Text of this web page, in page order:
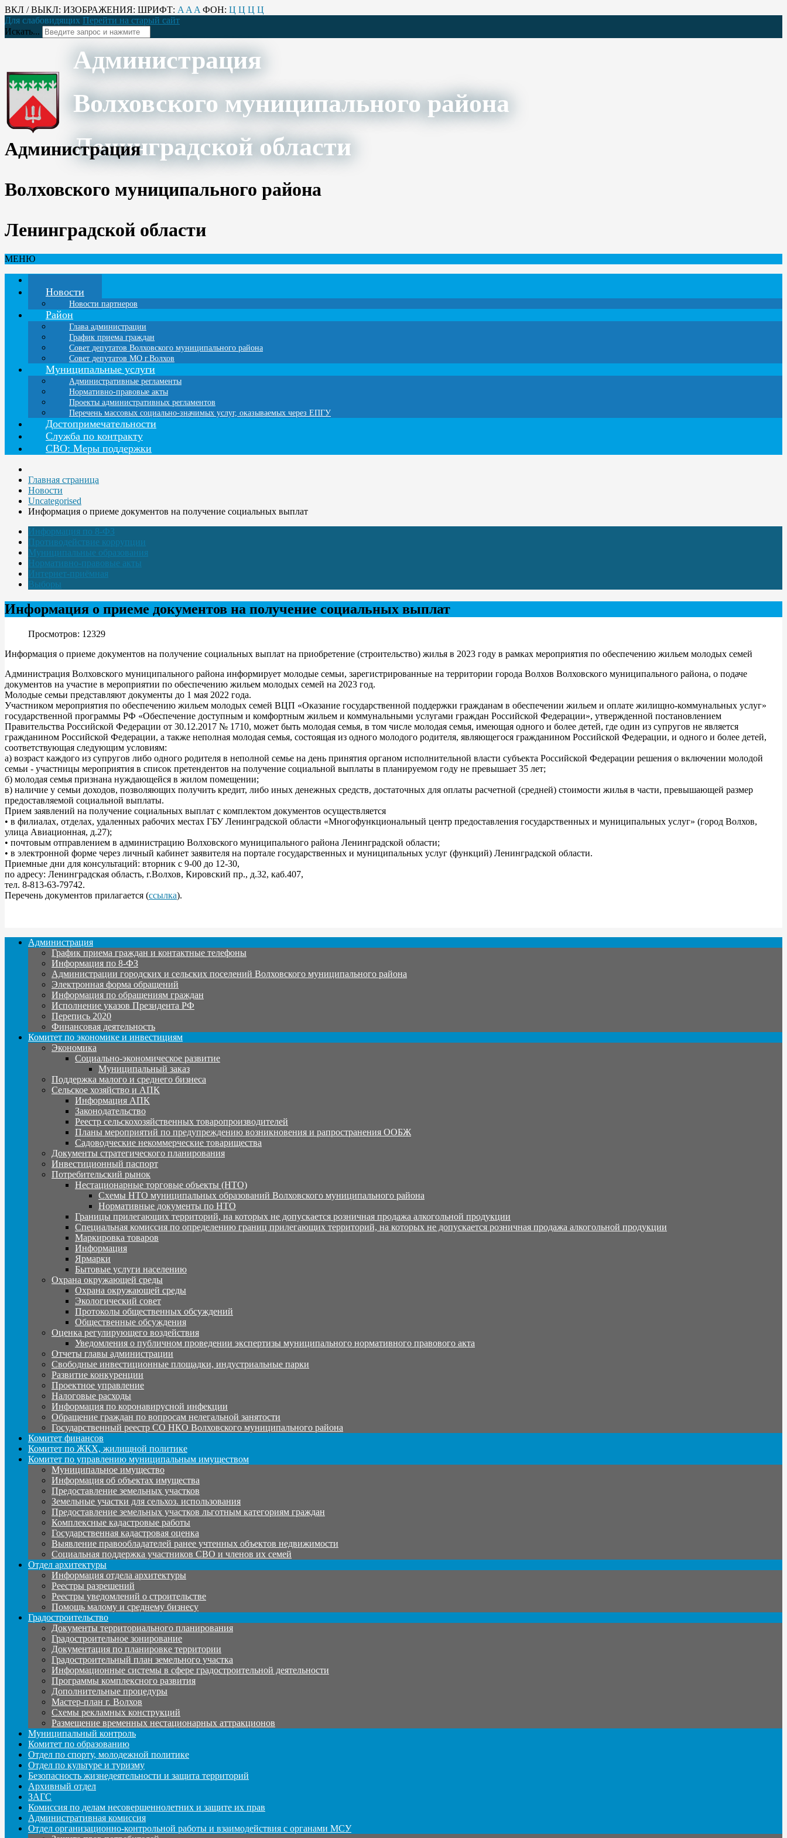
ВКЛ / ВЫКЛ: ИЗОБРАЖЕНИЯ: ШРИФТ: A A A ФОН: Ц Ц Ц Ц
Для слабовидящих Перейти на старый сайт
Искать...
Администрация
Волховского муниципального района
Ленинградской области
Администрация
Волховского муниципального района
Ленинградской области
МЕНЮ
Новости
Новости партнеров
Район
Глава администрации
График приема граждан
Совет депутатов Волховского муниципального района
Совет депутатов МО г.Волхов
Муниципальные услуги
Административные регламенты
Нормативно-правовые акты
Проекты административных регламентов
Перечень массовых социально-значимых услуг, оказываемых через ЕПГУ
Достопримечательности
Служба по контракту
СВО: Меры поддержки
Главная страница
Новости
Uncategorised
Информация о приеме документов на получение социальных выплат
Информация по 8-ФЗ
Противодействие коррупции
Муниципальные образования
Нормативно-правовые акты
Интернет-приёмная
Выборы
Информация о приеме документов на получение социальных выплат
Просмотров: 12329
Информация о приеме документов на получение социальных выплат на приобретение (строительство) жилья в 2023 году в рамках мероприятия по обеспечению жильем молодых семей
Администрация Волховского муниципального района информирует молодые семьи, зарегистрированные на территории города Волхов Волховского муниципального района, о подаче
документов на участие в мероприятии по обеспечению жильем молодых семей на 2023 год.
Молодые семьи представляют документы до 1 мая 2022 года.
Участником мероприятия по обеспечению жильем молодых семей ВЦП «Оказание государственной поддержки гражданам в обеспечении жильем и оплате жилищно-коммунальных услуг»
государственной программы РФ «Обеспечение доступным и комфортным жильем и коммунальными услугами граждан Российской Федерации», утвержденной постановлением
Правительства Российской Федерации от 30.12.2017 № 1710, может быть молодая семья, в том числе молодая семья, имеющая одного и более детей, где один из супругов не является
гражданином Российской Федерации, а также неполная молодая семья, состоящая из одного молодого родителя, являющегося гражданином Российской Федерации, и одного и более детей,
соответствующая следующим условиям:
а) возраст каждого из супругов либо одного родителя в неполной семье на день принятия органом исполнительной власти субъекта Российской Федерации решения о включении молодой
семьи - участницы мероприятия в список претендентов на получение социальной выплаты в планируемом году не превышает 35 лет;
б) молодая семья признана нуждающейся в жилом помещении;
в) наличие у семьи доходов, позволяющих получить кредит, либо иных денежных средств, достаточных для оплаты расчетной (средней) стоимости жилья в части, превышающей размер
предоставляемой социальной выплаты.
Прием заявлений на получение социальных выплат с комплектом документов осуществляется
• в филиалах, отделах, удаленных рабочих местах ГБУ Ленинградской области «Многофункциональный центр предоставления государственных и муниципальных услуг» (город Волхов,
улица Авиационная, д.27);
• почтовым отправлением в администрацию Волховского муниципального района Ленинградской области;
• в электронной форме через личный кабинет заявителя на портале государственных и муниципальных услуг (функций) Ленинградской области.
Приемные дни для консультаций: вторник с 9-00 до 12-30,
по адресу: Ленинградская область, г.Волхов, Кировский пр., д.32, каб.407,
тел. 8-813-63-79742.
Перечень документов прилагается (ссылка).
Администрация
График приема граждан и контактные телефоны
Информация по 8-ФЗ
Администрации городских и сельских поселений Волховского муниципального района
Электронная форма обращений
Информация по обращениям граждан
Исполнение указов Президента РФ
Перепись 2020
Финансовая деятельность
Комитет по экономике и инвестициям
Экономика
Социально-экономическое развитие
Муниципальный заказ
Поддержка малого и среднего бизнеса
Сельское хозяйство и АПК
Информация АПК
Законодательство
Реестр сельскохозяйственных товаропроизводителей
Планы мероприятий по предупреждению возникновения и рапространения ООБЖ
Садоводческие некоммерческие товарищества
Документы стратегического планирования
Инвестиционный паспорт
Потребительский рынок
Нестационарные торговые объекты (НТО)
Схемы НТО муниципальных образований Волховского муниципального района
Нормативные документы по НТО
Границы прилегающих территорий, на которых не допускается розничная продажа алкогольной продукции
Специальная комиссия по определению границ прилегающих территорий, на которых не допускается розничная продажа алкогольной продукции
Маркировка товаров
Информация
Ярмарки
Бытовые услуги населению
Охрана окружающей среды
Охрана окружающей среды
Экологический совет
Протоколы общественных обсуждений
Общественные обсуждения
Оценка регулирующего воздействия
Уведомления о публичном проведении экспертизы муниципального нормативного правового акта
Отчеты главы администрации
Свободные инвестиционные площадки, индустриальные парки
Развитие конкуренции
Проектное управление
Налоговые расходы
Информация по коронавирусной инфекции
Обращение граждан по вопросам нелегальной занятости
Государственный реестр СО НКО Волховского муниципального района
Комитет финансов
Комитет по ЖКХ, жилищной политике
Комитет по управлению муниципальным имуществом
Муниципальное имущество
Информация об объектах имущества
Предоставление земельных участков
Земельные участки для сельхоз. использования
Предоставление земельных участков льготным категориям граждан
Комплексные кадастровые работы
Государственная кадастровая оценка
Выявление правообладателей ранее учтенных объектов недвижимости
Социальная поддержка участников СВО и членов их семей
Отдел архитектуры
Информация отдела архитектуры
Реестры разрешений
Реестры уведомлений о строительстве
Помощь малому и среднему бизнесу
Градостроительство
Документы территориального планирования
Градостроительное зонирование
Документация по планировке территории
Градостроительный план земельного участка
Информационные системы в сфере градостроительной деятельности
Программы комплексного развития
Дополнительные процедуры
Мастер-план г. Волхов
Схемы рекламных конструкций
Размещение временных нестационарных аттракционов
Муниципальный контроль
Комитет по образованию
Отдел по спорту, молодежной политике
Отдел по культуре и туризму
Безопасность жизнедеятельности и защита территорий
Архивный отдел
ЗАГС
Комиссия по делам несовершеннолетних и защите их прав
Административная комиссия
Отдел организационно-контрольной работы и взаимодействия с органами МСУ